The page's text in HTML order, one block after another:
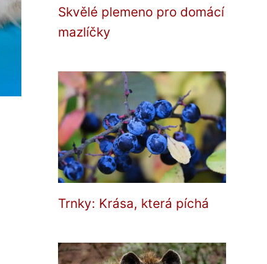
Skvělé plemeno pro domácí
mazlíčky
Trnky: Krása, která píchá